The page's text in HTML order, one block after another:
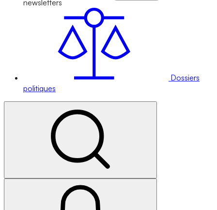
newsletters
Dossiers
politiques